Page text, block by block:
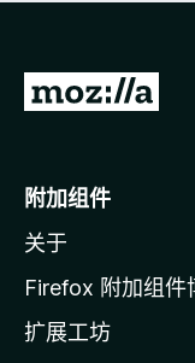
转
o
i
l
a
附加组件
关于
Firefox 附加组件
扩展工坊